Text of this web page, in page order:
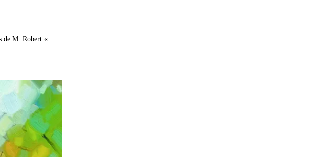
de M. Robert «